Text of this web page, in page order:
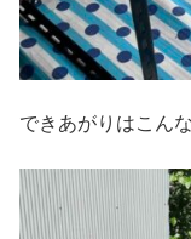
できあがりはこん